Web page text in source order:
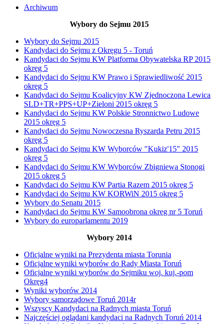
Archiwum
Wybory do Sejmu 2015
Wybory do Sejmu 2015
Kandydaci do Sejmu z Okręgu 5 - Toruń
Kandydaci do Sejmu KW Platforma Obywatelska RP 2015
okręg 5
Kandydaci do Sejmu KW Prawo i Sprawiedliwość 2015
okręg 5
Kandydaci do Sejmu Koalicyjny KW Zjednoczona Lewica
SLD+TR+PPS+UP+Zieloni 2015 okręg 5
Kandydaci do Sejmu KW Polskie Stronnictwo Ludowe
2015 okręg 5
Kandydaci do Sejmu Nowoczesna Ryszarda Petru 2015
okręg 5
Kandydaci do Sejmu KW Wyborców "Kukiz'15" 2015
okręg 5
Kandydaci do Sejmu KW Wyborców Zbigniewa Stonogi
2015 okręg 5
Kandydaci do Sejmu KW Partia Razem 2015 okręg 5
Kandydaci do Sejmu KW KORWiN 2015 okręg 5
Wybory do Senatu 2015
Kandydaci do Sejmu KW Samoobrona okręg nr 5 Toruń
Wybory do europarlamentu 2019
Wybory 2014
Oficjalne wyniki na Prezydenta miasta Torunia
Oficjalne wyniki wyborów do Rady Miasta Toruń
Oficjalne wyniki wyborów do Sejmiku woj. kuj.-pom
Okręg4
Wyniki wyborów 2014
Wybory samorządowe Toruń 2014r
Wszyscy Kandydaci na Radnych miasta Toruń
Najczęściej oglądani kandydaci na Radnych Toruń 2014